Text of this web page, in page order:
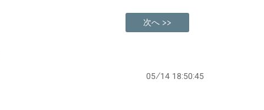
次へ >>
05/14 18:50:45